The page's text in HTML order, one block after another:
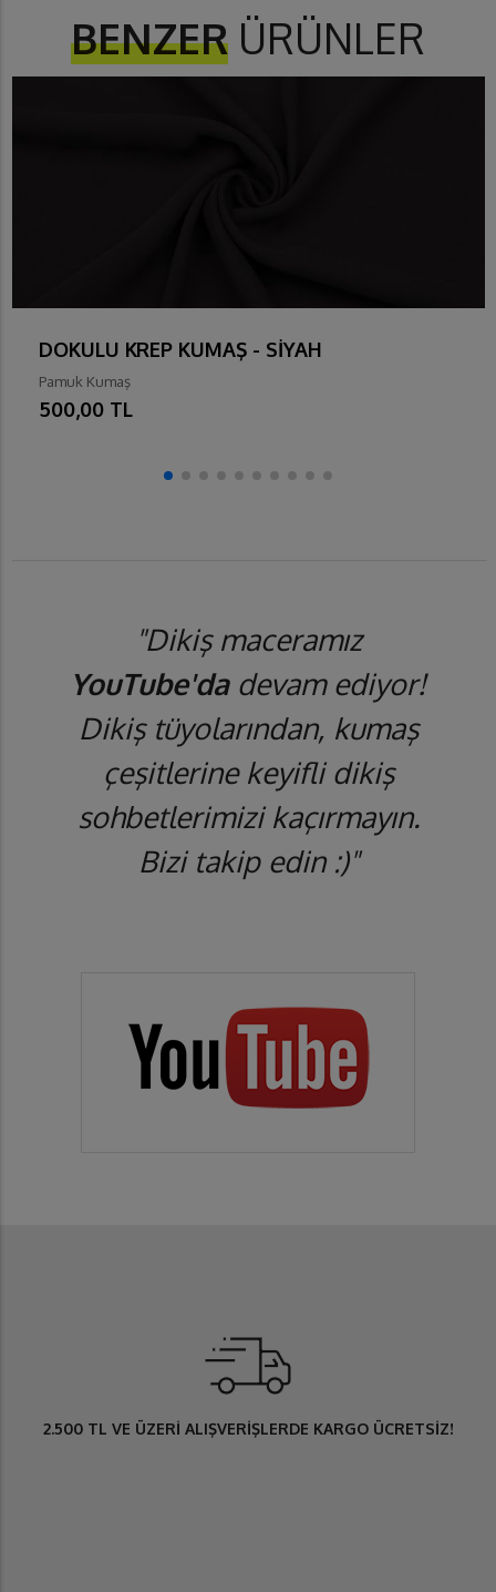
BENZER ÜRÜNLER
DOKULU KREP KUMAŞ - SİYAH
Pamuk Kumaş
500,00 TL
"Dikiş maceramız
YouTube'dadevam ediyor!
Dikiş tüyolarından, kumaş
çeşitlerine keyifli dikiş
sohbetlerimizi kaçırmayın.
Bizi takip edin :)"
2.500 TL VE ÜZERİ ALIŞVERİŞLERDE KARGO ÜCRETSİZ!